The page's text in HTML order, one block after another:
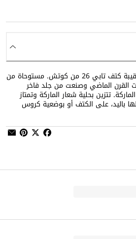
أحرصي على تألقك بحمل حقيبة كتف تابي 26 من كوتش. مستوحاة من
القرن الماضي وصنعت من جلد فاخر
تتزين بحلية شعار الماركة وتمتاز
باليد، على الكتف أو بوضعية كروس